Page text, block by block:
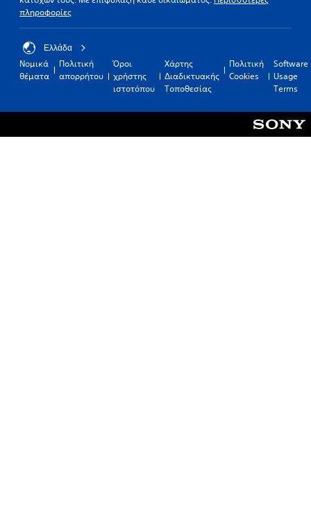
πληροφορίες
Ελλάδα
Νομικά
θέματα
Πολιτική
απορρήτου
Όροι
χρήστης
ιστοτόπου
Χάρτης
Διαδικτυακής
Τοποθεσίας
Πολιτική
Cookies
Software
Usage
Terms